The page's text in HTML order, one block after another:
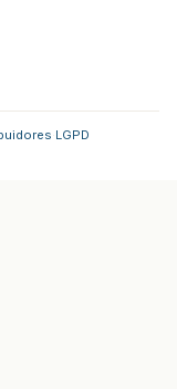
LGPD